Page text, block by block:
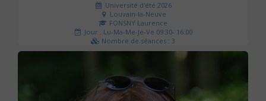
Université d'été 2026
Louvain-la-Neuve
FONSNY Laurence
Jour : Lu-Ma-Me-Je-Ve 09:30- 16:00
Nombre de séances : 3
190 €